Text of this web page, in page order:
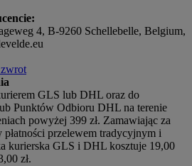
4, B-9260 Schellebelle, Belgium,
GLS lub DHL oraz do
Punktów Odbioru DHL na terenie
powyżej 399 zł. Zamawiając za
płatności przelewem tradycyjnym i
kurierska GLS i DHL kosztuje 19,00
zł.